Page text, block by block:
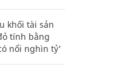
khối tài sản
tính bằng
nổi nghìn tỷ'